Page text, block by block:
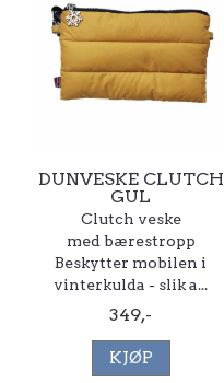
DUNVESKE CLUTCH
GUL
Clutch veske
med bærestropp
Beskytter mobilen i
vinterkulda - slik a...
349,-
KJØP